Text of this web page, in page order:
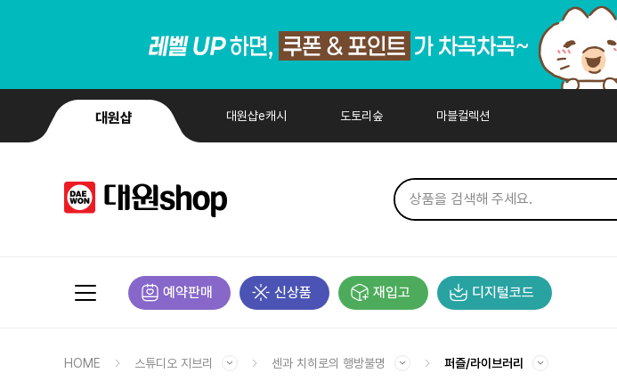
대원샵 대원샵e캐시 도토리숲 마블컬렉션
예약판매 신상품 재입고 디지털코드
HOME 스튜디오 지브리 센과 치히로의 행방불명 퍼즐/라이브러리